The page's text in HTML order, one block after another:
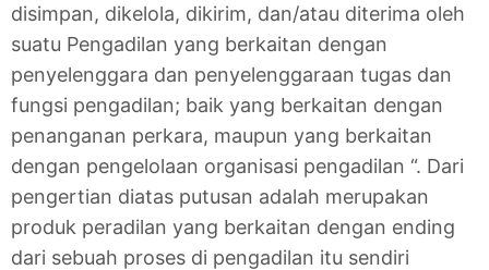
disimpan, dikelola, dikirim, dan/atau diterima oleh
suatu Pengadilan yang berkaitan dengan
penyelenggara dan penyelenggaraan tugas dan
fungsi pengadilan; baik yang berkaitan dengan
penanganan perkara, maupun yang berkaitan
dengan pengelolaan organisasi pengadilan “. Dari
pengertian diatas putusan adalah merupakan
produk peradilan yang berkaitan dengan ending
dari sebuah proses di pengadilan itu sendiri